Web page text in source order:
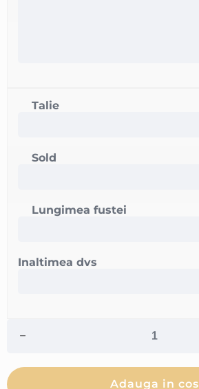
Talie
Sold
Lungimea fustei
Inaltimea dvs
Adauga in cos